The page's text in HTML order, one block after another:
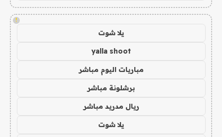
!
يلا شوت
yalla shoot
مباريات اليوم مباشر
برشلونة مباشر
ريال مدريد مباشر
يلا شوت